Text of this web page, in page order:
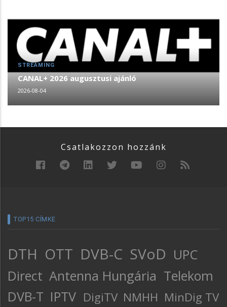
STREAMING
CANAL+ 2026 augusztusi ajánló
2026-08-04
Csatlakozzon hozzánk
TOP15 CÍMKE
DTH OTT DVB-C SVoD UPC
Direct Antenna Hungária Telekom
DVB-T IPTV DigiTV NMHH MinDig TV